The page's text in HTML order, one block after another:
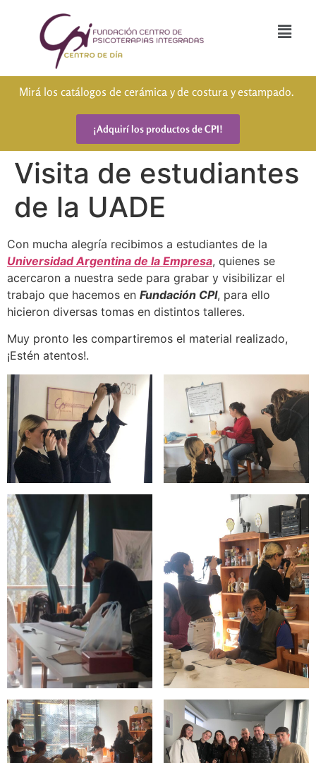
Mirá los catálogos de cerámica y de costura y estampado.
¡Adquirí los productos de CPI!
Visita de estudiantes
de la UADE
Con mucha alegría recibimos a estudiantes de la
Universidad Argentina de la Empresa, quienes se
acercaron a nuestra sede para grabar y visibilizar el
trabajo que hacemos en Fundación CPI, para ello
hicieron diversas tomas en distintos talleres.
Muy pronto les compartiremos el material realizado,
¡Estén atentos!.